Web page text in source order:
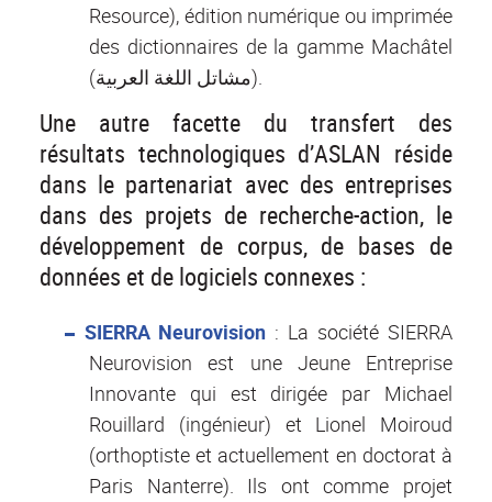
Resource), édition numérique ou imprimée
des dictionnaires de la gamme Machâtel
(مشاتل اللغة العربية).
Une autre facette du transfert des
résultats technologiques d’ASLAN réside
dans le partenariat avec des entreprises
dans des projets de recherche-action, le
développement de corpus, de bases de
données et de logiciels connexes :
SIERRA Neurovision : La société SIERRA
Neurovision est une Jeune Entreprise
Innovante qui est dirigée par Michael
Rouillard (ingénieur) et Lionel Moiroud
(orthoptiste et actuellement en doctorat à
Paris Nanterre). Ils ont comme projet